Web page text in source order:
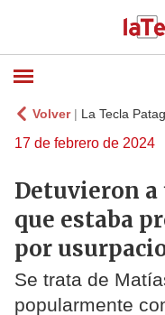
Volver| La Tecla
17 de febrero de 2024
Detuvieron
que estaba
por
Se trata de
popularmente